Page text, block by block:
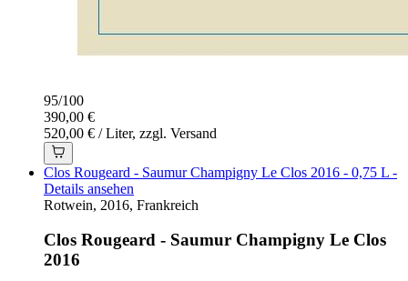
95/100
390,00 €
520,00 € / Liter, zzgl. Versand
Clos Rougeard - Saumur Champigny Le Clos 2016 - 0,75 L -
Details ansehen
Rotwein, 2016, Frankreich
Clos Rougeard - Saumur Champigny Le Clos
2016